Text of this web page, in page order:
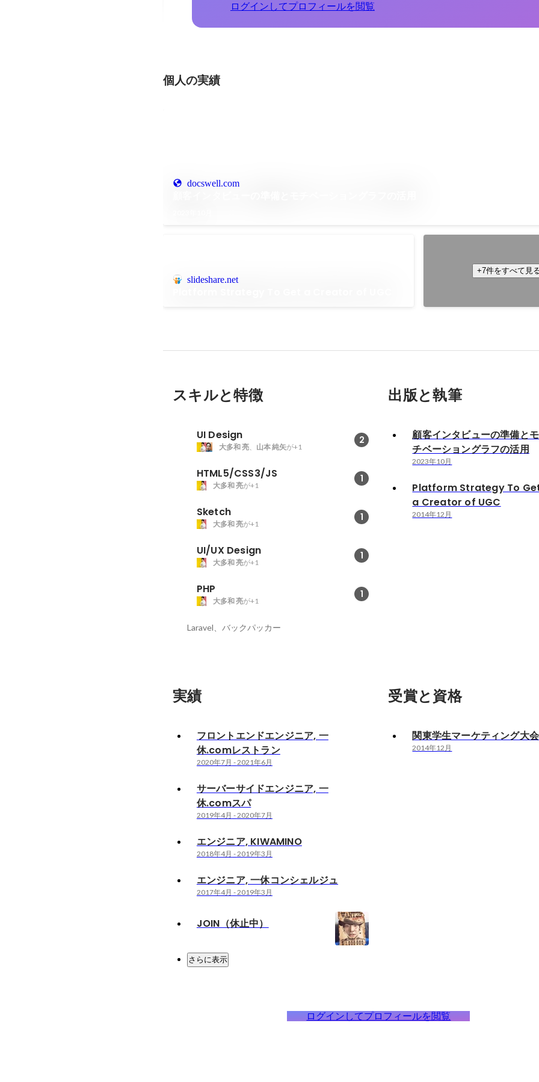
ログインしてプロフィールを閲覧
個人の実績
docswell.com
slideshare.net
2014年12月
+7件をすべて見
スキルと特徴
UI Design 2
大多和 亮、 山本 純矢が+1
HTML5/CSS3/JS 1
大多和 亮が+1
Sketch 1
大多和 亮が+1
UI/UX Design 1
大多和 亮が+1
PHP 1
大多和 亮が+1
Laravel、バックパッカー
出版と執筆
顧客インタビューの準備とモ
チベーショングラフの活用
2023年10月
Platform Strategy To
a Creator of UGC
2014年12月
実績
フロントエンドエンジニア, 一
休.comレストラン
2020年7月 -2021年6月
サーバーサイドエンジニア, 一
休.comスパ
2019年4月 -2020年7月
エンジニア, KIWAMINO
2018年4月 -2019年3月
エンジニア, 一休コンシェルジュ
2017年4月 -2019年3月
JOIN（休止中）
さらに表示
受賞と資格
関東学生マーケティング大
2014年12月
ログインしてプロフィールを閲覧